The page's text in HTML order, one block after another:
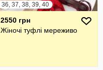
36, 37, 38, 39, 40
2550 грн
Жіночі туфлі мереживо